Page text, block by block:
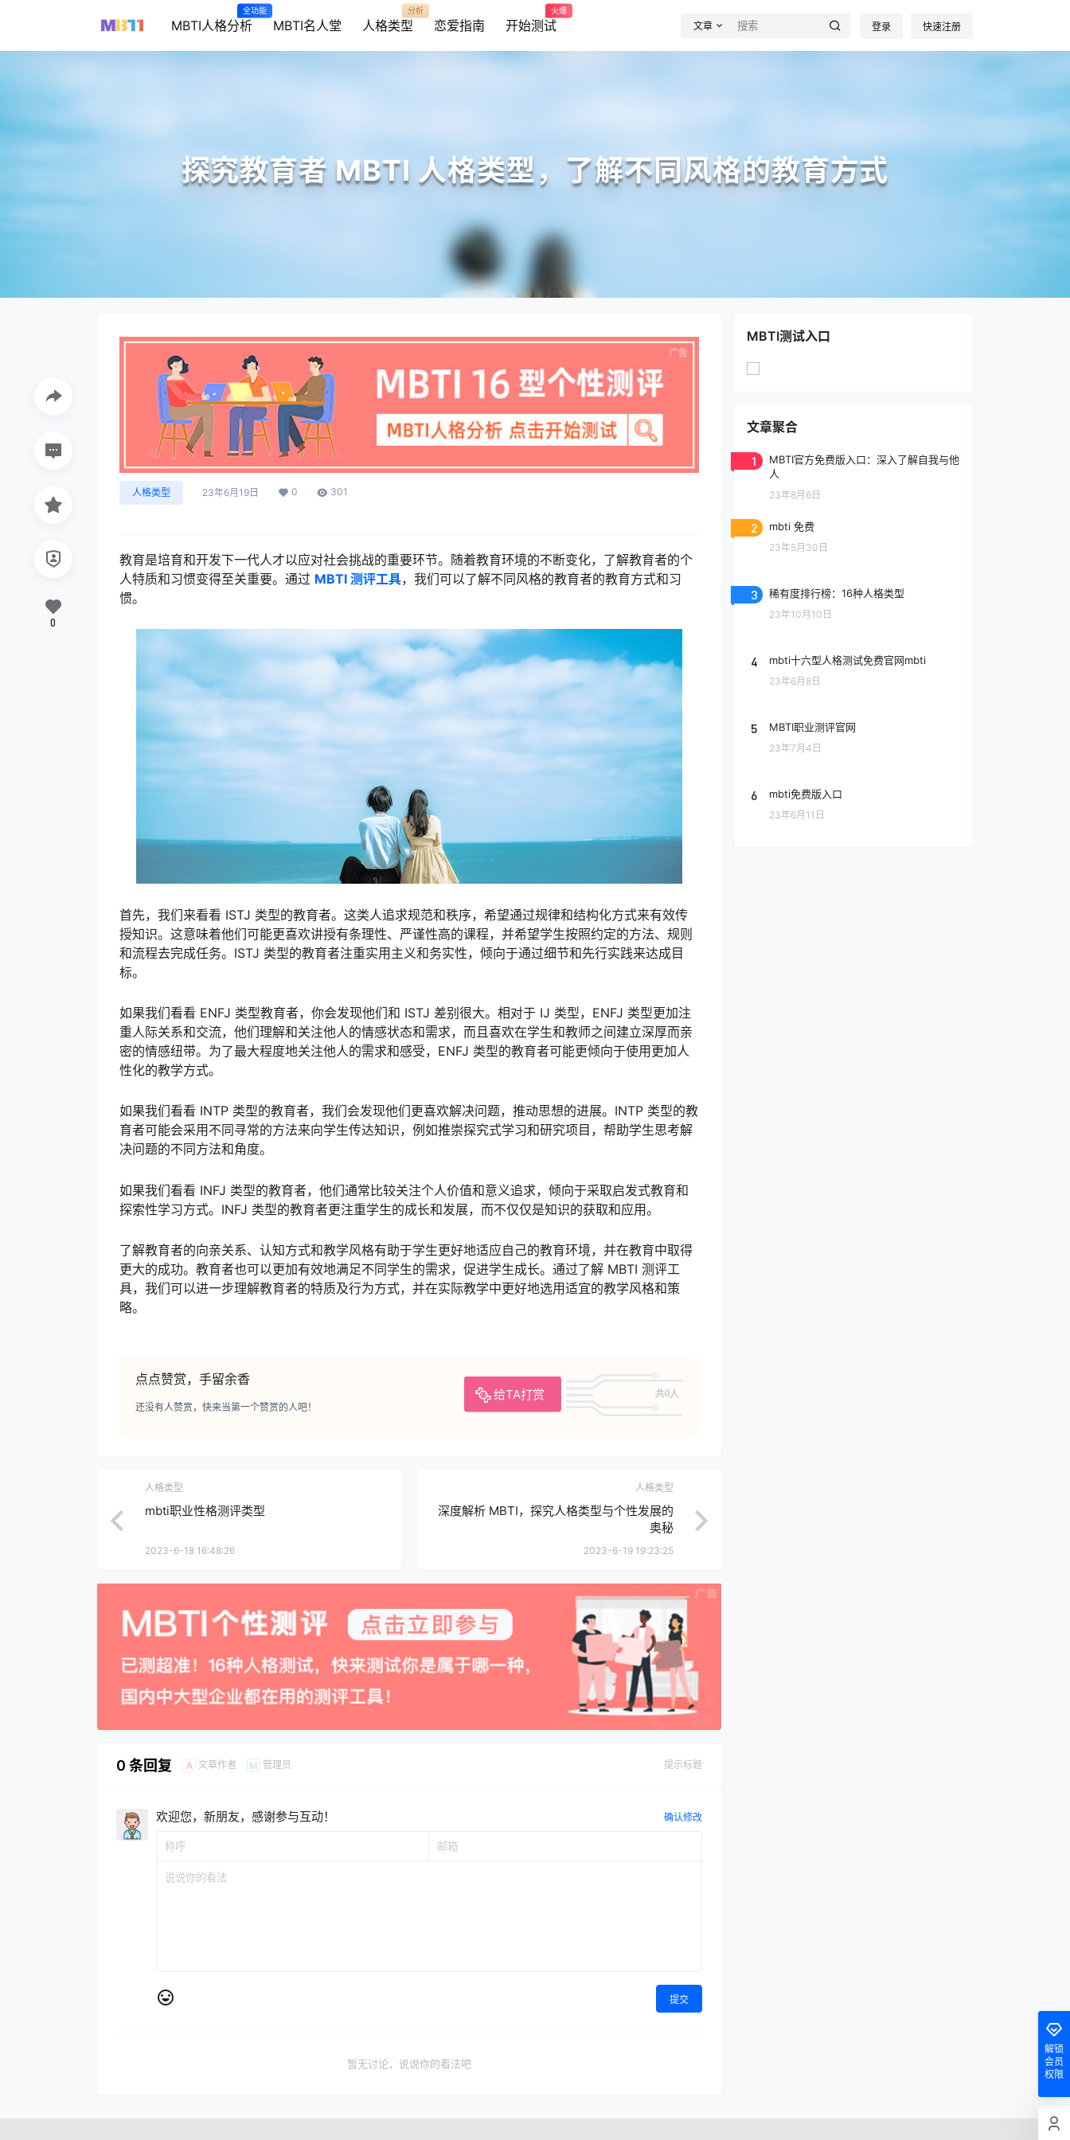
MBTI人格分析
全功能
MBTI名人堂 人格类型
分析
恋爱指南 开始测试
火爆
文章 登录 快速注册
探究教育者 MBTI 人格类型，了解不同风格的教育方式
人格类型 23年6月19日 0 301
教育是培育和开发下一代人才以应对社会挑战的重要环节。随着教育环境的不断变化，了解教育者的个
人特质和习惯变得至关重要。通过 MBTI 测评工具，我们可以了解不同风格的教育者的教育方式和习
惯。
首先，我们来看看 ISTJ 类型的教育者。这类人追求规范和秩序，希望通过规律和结构化方式来有效传
授知识。这意味着他们可能更喜欢讲授有条理性、严谨性高的课程，并希望学生按照约定的方法、规则
和流程去完成任务。ISTJ 类型的教育者注重实用主义和务实性，倾向于通过细节和先行实践来达成目
标。
如果我们看看 ENFJ 类型教育者，你会发现他们和 ISTJ 差别很大。相对于 IJ 类型，ENFJ 类型更加注
重人际关系和交流，他们理解和关注他人的情感状态和需求，而且喜欢在学生和教师之间建立深厚而亲
密的情感纽带。为了最大程度地关注他人的需求和感受，ENFJ 类型的教育者可能更倾向于使用更加人
性化的教学方式。
如果我们看看 INTP 类型的教育者，我们会发现他们更喜欢解决问题，推动思想的进展。INTP 类型的教
育者可能会采用不同寻常的方法来向学生传达知识，例如推崇探究式学习和研究项目，帮助学生思考解
决问题的不同方法和角度。
如果我们看看 INFJ 类型的教育者，他们通常比较关注个人价值和意义追求，倾向于采取启发式教育和
探索性学习方式。INFJ 类型的教育者更注重学生的成长和发展，而不仅仅是知识的获取和应用。
了解教育者的向亲关系、认知方式和教学风格有助于学生更好地适应自己的教育环境，并在教育中取得
更大的成功。教育者也可以更加有效地满足不同学生的需求，促进学生成长。通过了解 MBTI 测评工
具，我们可以进一步理解教育者的特质及行为方式，并在实际教学中更好地选用适宜的教学风格和策
略。
点点赞赏，手留余香
给TA打赏 共0人
还没有人赞赏，快来当第一个赞赏的人吧！
0
人格类型
mbti职业性格测评类型
2023-6-18 16:48:26
人格类型
深度解析 MBTI，探究人格类型与个性发展的
奥秘
2023-6-19 19:23:25
0 条回复 A 文章作者 M 管理员 提示标题
欢迎您，新朋友，感谢参与互动！ 确认修改
提交
暂无讨论，说说你的看法吧
MBTI测试入口
文章聚合
1
MBTI官方免费版入口：深入了解自我与他
人
23年8月6日
2 mbti 免费
23年5月30日
3 稀有度排行榜：16种人格类型
23年10月10日
4 mbti十六型人格测试免费官网mbti
23年6月8日
5 MBTI职业测评官网
23年7月4日
6 mbti免费版入口
23年6月11日
解锁
会员
权限